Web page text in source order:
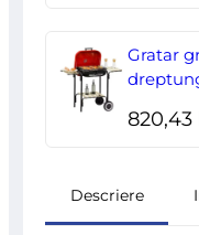
Gratar
820,43
Descriere